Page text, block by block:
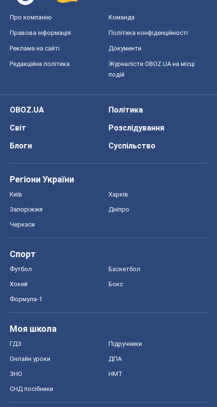
Про компанію Команда
Правова інформація Політика конфіденційності
Реклама на сайті Документи
Редакційна політика
Журналісти OBOZ.UA на місці
подій
OBOZ.UA
Політика
Світ
Розслідування
Блоги
Суспільство
Регіони України
Київ Харків
Запоріжжя Дніпро
Черкаси
Спорт
Футбол Баскетбол
Хокей Бокс
Формула-1
Моя школа
ГДЗ Підручники
Онлайн уроки ДПА
ЗНО НМТ
СНД посібники